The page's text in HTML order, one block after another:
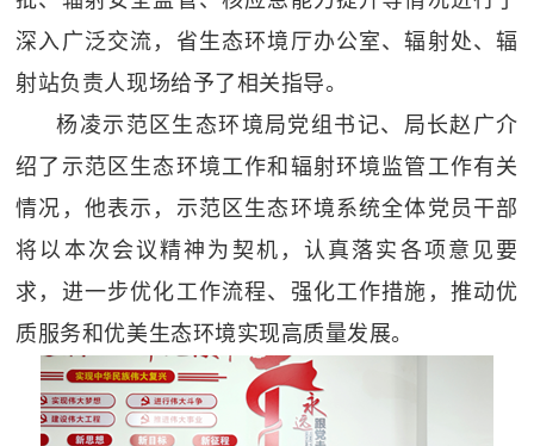
深入广泛交流，省生态环境厅办公室、辐射处、辐
射站负责人现场给予了相关指导。
杨凌示范区生态环境局党组书记、局长赵广介
绍了示范区生态环境工作和辐射环境监管工作有关
情况，他表示，示范区生态环境系统全体党员干部
将以本次会议精神为契机，认真落实各项意见要
求，进一步优化工作流程、强化工作措施，推动优
质服务和优美生态环境实现高质量发展。